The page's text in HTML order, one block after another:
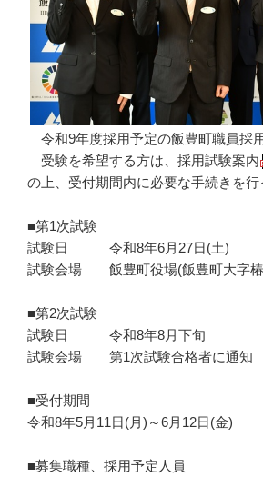
令和9年度採用予定の飯豊町職員採
受験を希望する方は、 採用試験案内
の上、受付期間内に必要な手続きを行
■第1次試験
試験日 令和8年6月27日(土)
試験会場 飯豊町役場(飯豊町大字椿
■第2次試験
試験日 令和8年8月下旬
試験会場 第1次試験合格者に通知
■受付期間
令和8年5月11日(月)～6月12日(金)
■募集職種、採用予定人員